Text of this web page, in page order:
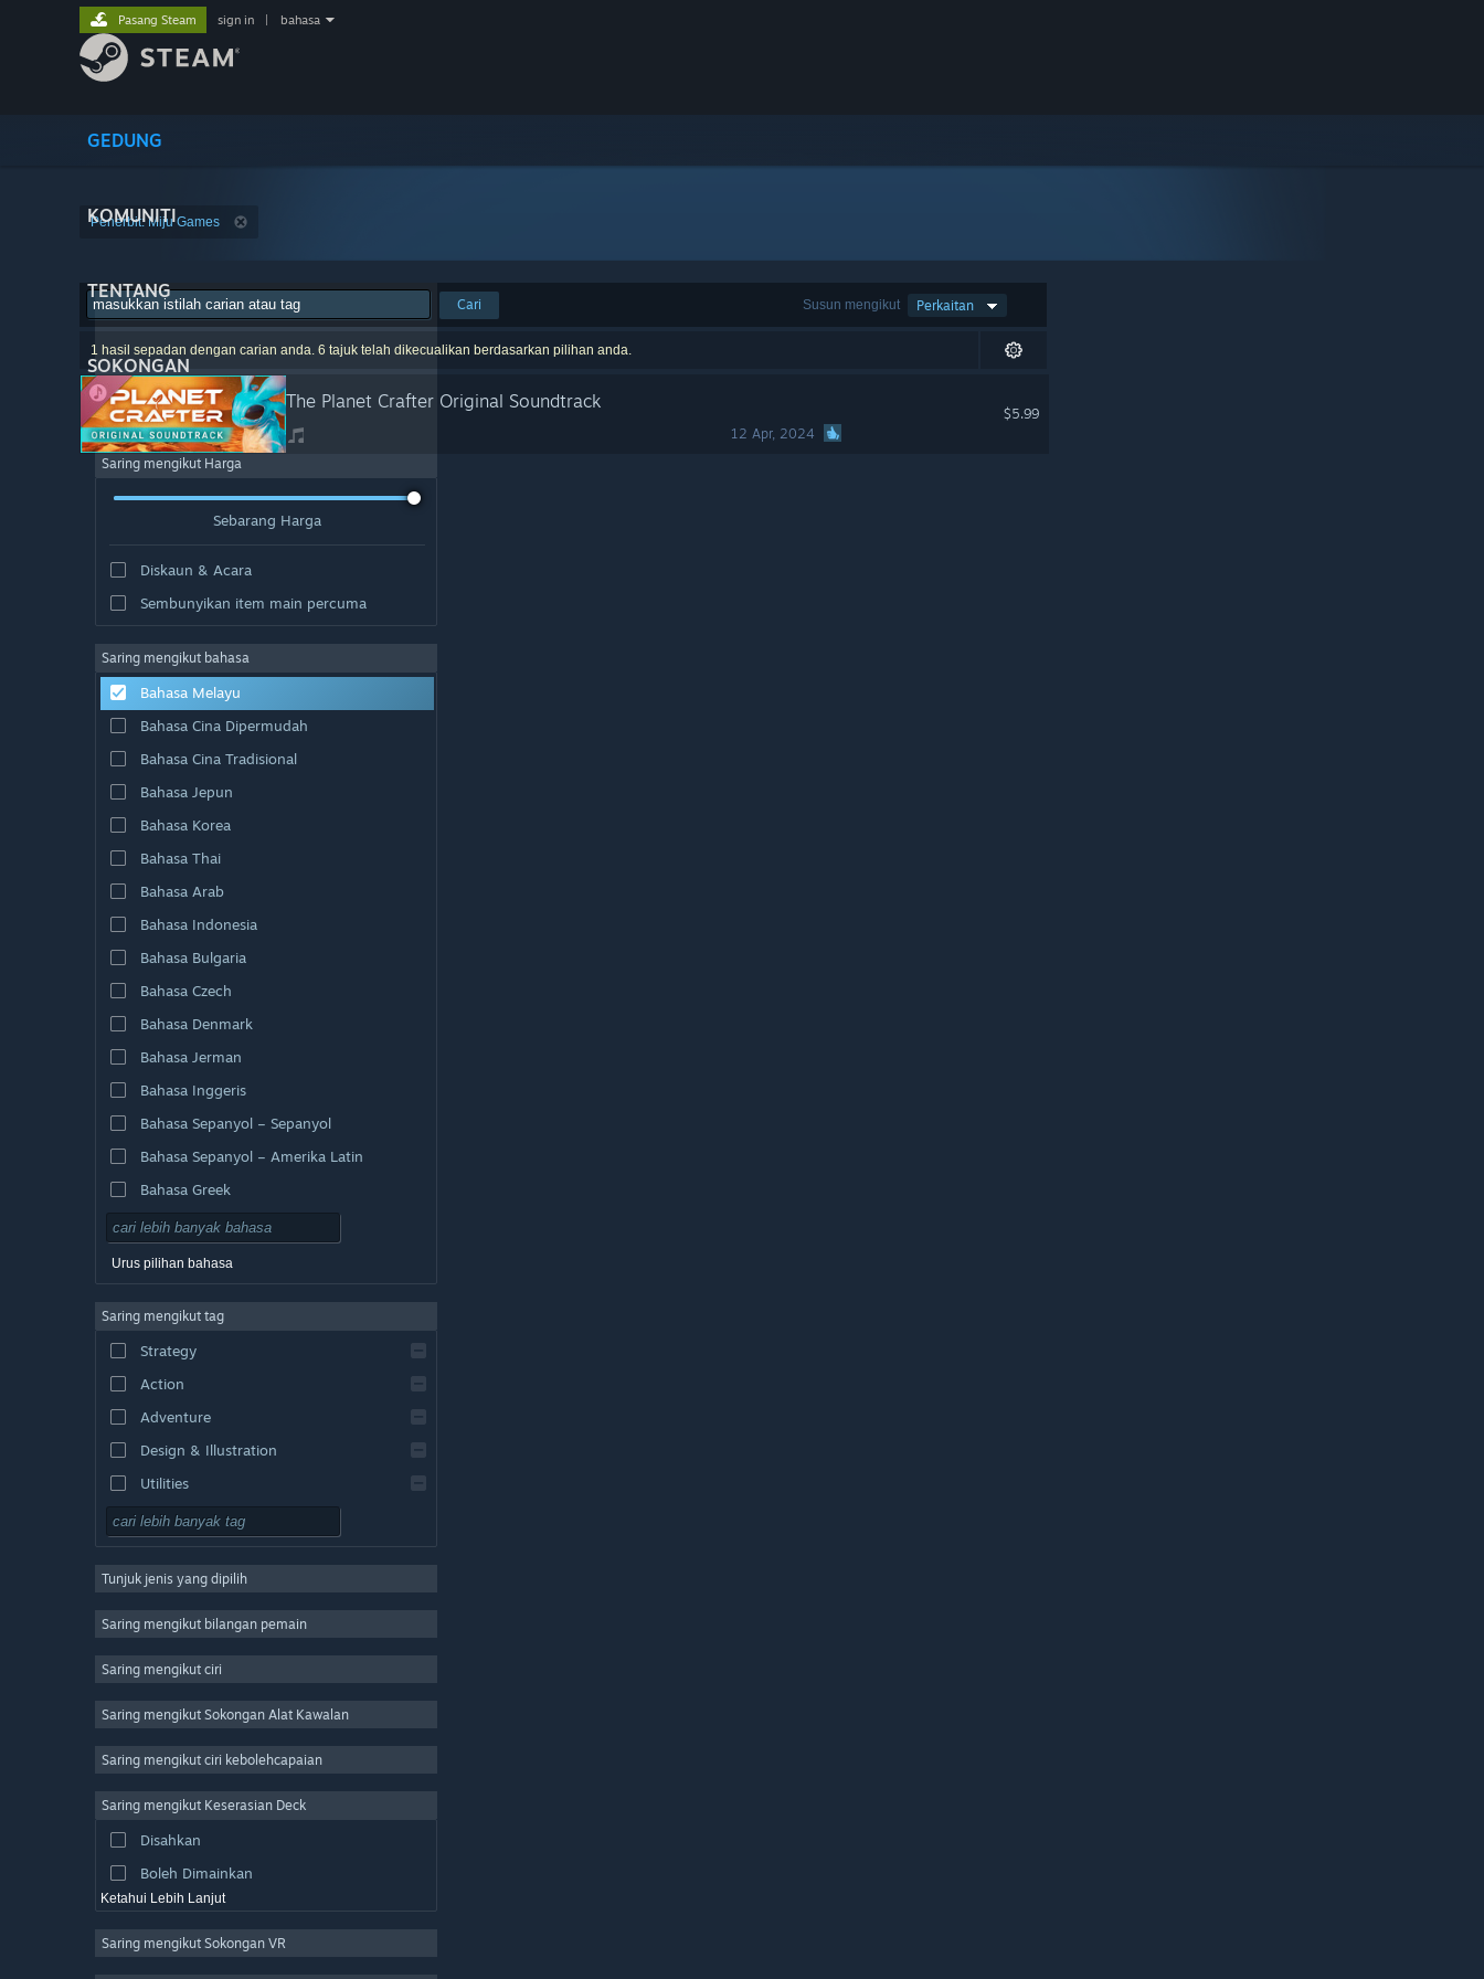
GEDUNG
KOMUNITI
TENTANG
SOKONGAN
Pasang Steam sign in bahasa
Penerbit: Miju Games
Susun mengikut Perkaitan
Cari
1 hasil sepadan dengan carian anda. 6 tajuk telah dikecualikan berdasarkan pilihan anda.
The Planet Crafter Original Soundtrack
12 Apr, 2024
$5.99
Saring mengikut Harga
Sebarang Harga
Diskaun & Acara
Sembunyikan item main percuma
Saring mengikut bahasa
Bahasa Melayu
Bahasa Cina Dipermudah
Bahasa Cina Tradisional
Bahasa Jepun
Bahasa Korea
Bahasa Thai
Bahasa Arab
Bahasa Indonesia
Bahasa Bulgaria
Bahasa Czech
Bahasa Denmark
Bahasa Jerman
Bahasa Inggeris
Bahasa Sepanyol – Sepanyol
Bahasa Sepanyol – Amerika Latin
Bahasa Greek
Urus pilihan bahasa
Saring mengikut tag
Strategy
Action
Adventure
Design & Illustration
Utilities
Free to Play
Massively Multiplayer
Casual
Simulation
Video Production
Photo Editing
Tunjuk jenis yang dipilih
Saring mengikut bilangan pemain
Saring mengikut ciri
Saring mengikut Sokongan Alat Kawalan
Saring mengikut ciri kebolehcapaian
Saring mengikut Keserasian Deck
Disahkan
Boleh Dimainkan
Ketahui Lebih Lanjut
Saring mengikut Sokongan VR